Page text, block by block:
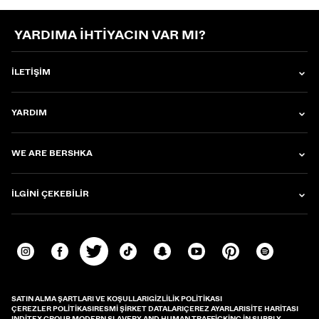
YARDIMA IHTIYACIN VAR MI?
İLETIŞIM
YARDIM
WE ARE BERSHKA
İLGINI ÇEKEBILIR
SATIN ALMA ŞARTLARI VE KOŞULLARIGIZLILIK POLITIKASI
ÇEREZLER POLITIKASIRESMI ŞIRKET DATALARIÇEREZ AYARLARISITE HARITASI